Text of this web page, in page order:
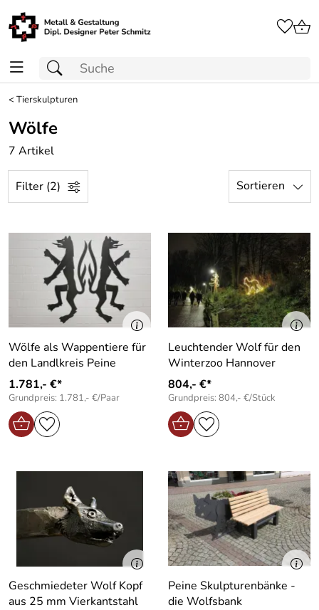
<Tierskulpturen
Wölfe
7 Artikel
Filter (2) Sortieren
Wölfe als Wappentiere für
den Landlkreis Peine
1.781,- €*
Grundpreis: 1.781,- €/Paar
Leuchtender Wolf für den
Winterzoo Hannover
804,- €*
Grundpreis: 804,- €/Stück
Geschmiedeter Wolf Kopf
aus 25 mm Vierkantstahl
Peine Skulpturenbänke -
die Wolfsbank